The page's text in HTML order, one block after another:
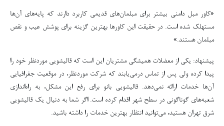
«کاور مبل دامنی بیشتر برای مبلمان‌های قدیمی کاربرد دارند که پایه‌های آن‌ها
مستهلک شده است. در حقیقت این کاورها بهترین گزینه برای پوشش عیب و نقص
مبلمان هستند.»
پیشنهاد: یکی از معضلات همیشگی مشتریان این است که قالیشویی موردنظر خود را
پیدا کرده ولی پس از تماس درمی‌یابند که شرکت موردنظر، در موقعیت جغرافیایی
آن‌ها خدمات ارائه نمی‌دهد. قالیشویی بانو برای رفع این مشکل، به راه‌اندازی
شعبه‌های گوناگونی در سطح شهر اقدام کرده است. اگر شما به دنیال یک قالیشویی
شرق تهران هستید، می‌توانید انتظار بهترین خدمات را داشته باشید.